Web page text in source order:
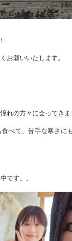
お願いいたします。
れの方々に会ってきま
べて、苦手な寒さに
です。。